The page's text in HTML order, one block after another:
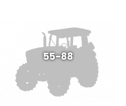
55-88